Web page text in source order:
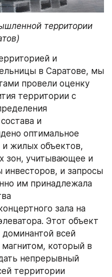
территории
и
в Саратове, мы
провели оценку
территории с
и
оптимальное
и жилых объектов,
зон, учитывающее и
и запросы
им принадлежала
зала на
Этот объект
доминантой всей
который в
непрерывный
территории